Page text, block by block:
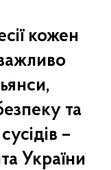
кожен
та
–
України